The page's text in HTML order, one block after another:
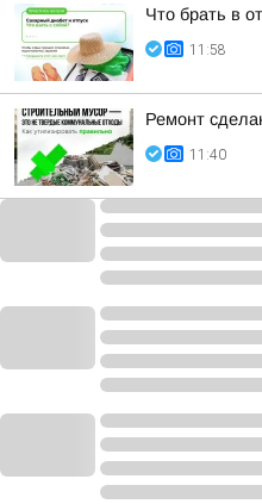
Что брать в
11:58
Ремонт
11:40